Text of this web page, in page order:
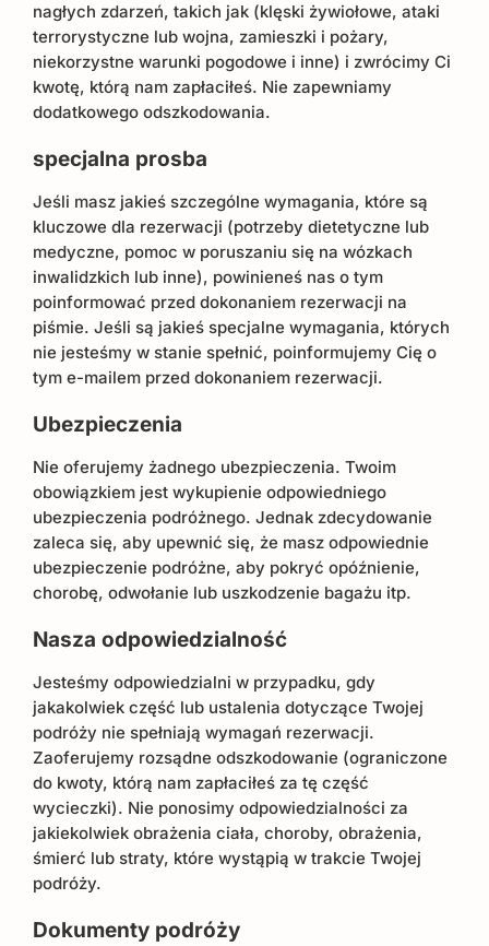
nagłych zdarzeń, takich jak (klęski żywiołowe, ataki
terrorystyczne lub wojna, zamieszki i pożary,
niekorzystne warunki pogodowe i inne) i zwrócimy Ci
kwotę, którą nam zapłaciłeś. Nie zapewniamy
dodatkowego odszkodowania.
specjalna prosba
Jeśli masz jakieś szczególne wymagania, które są
kluczowe dla rezerwacji (potrzeby dietetyczne lub
medyczne, pomoc w poruszaniu się na wózkach
inwalidzkich lub inne), powinieneś nas o tym
poinformować przed dokonaniem rezerwacji na
piśmie. Jeśli są jakieś specjalne wymagania, których
nie jesteśmy w stanie spełnić, poinformujemy Cię o
tym e-mailem przed dokonaniem rezerwacji.
Ubezpieczenia
Nie oferujemy żadnego ubezpieczenia. Twoim
obowiązkiem jest wykupienie odpowiedniego
ubezpieczenia podróżnego. Jednak zdecydowanie
zaleca się, aby upewnić się, że masz odpowiednie
ubezpieczenie podróżne, aby pokryć opóźnienie,
chorobę, odwołanie lub uszkodzenie bagażu itp.
Nasza odpowiedzialność
Jesteśmy odpowiedzialni w przypadku, gdy
jakakolwiek część lub ustalenia dotyczące Twojej
podróży nie spełniają wymagań rezerwacji.
Zaoferujemy rozsądne odszkodowanie (ograniczone
do kwoty, którą nam zapłaciłeś za tę część
wycieczki). Nie ponosimy odpowiedzialności za
jakiekolwiek obrażenia ciała, choroby, obrażenia,
śmierć lub straty, które wystąpią w trakcie Twojej
podróży.
Dokumenty podróży